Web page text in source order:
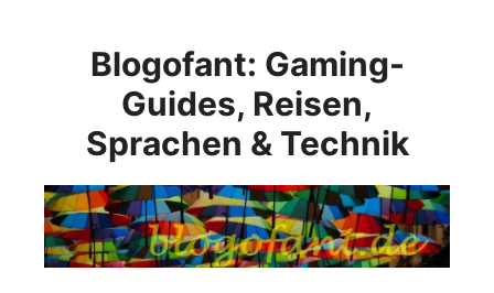
Blogofant: Gaming-
Guides, Reisen,
Sprachen & Technik